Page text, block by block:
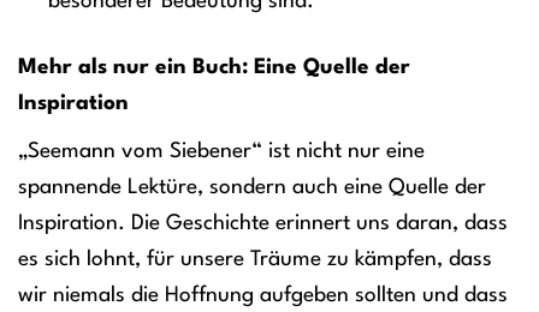
Mehr als nur ein Buch: Eine Quelle der
Inspiration
„Seemann vom Siebener“ ist nicht nur eine
spannende Lektüre, sondern auch eine Quelle der
Inspiration. Die Geschichte erinnert uns daran, dass
es sich lohnt, für unsere Träume zu kämpfen, dass
wir niemals die Hoffnung aufgeben sollten und dass